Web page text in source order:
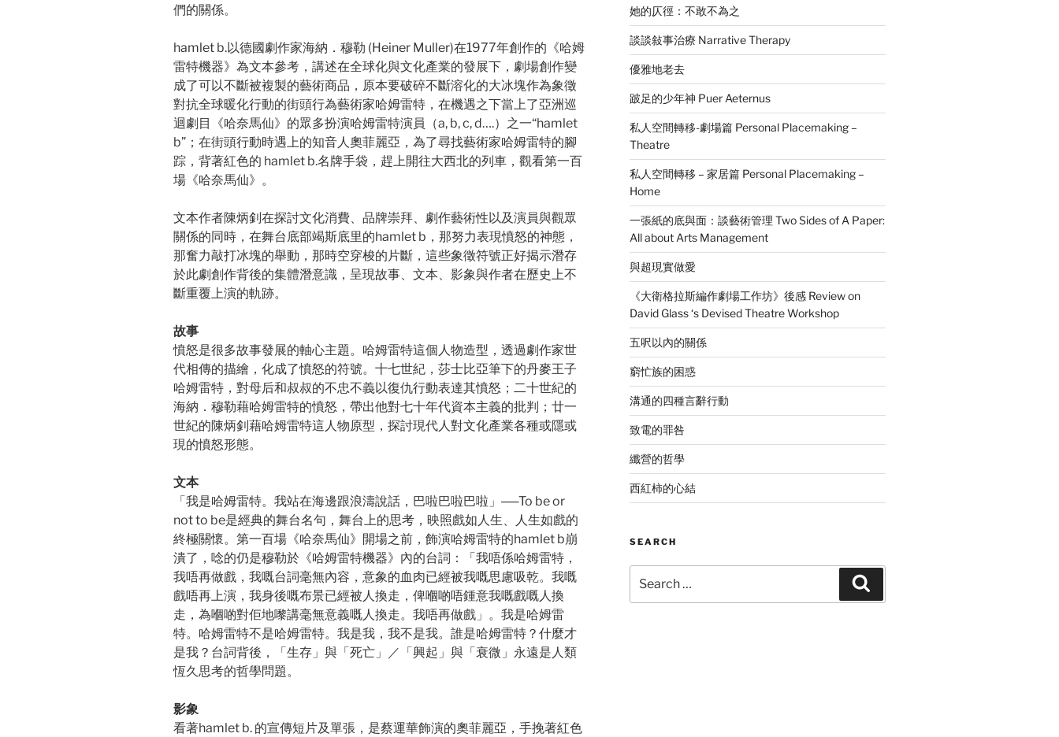
們的關係。
hamlet b.以德國劇作家海納．穆勒 (Heiner Muller)在1977年創作的《哈姆
雷特機器》為文本參考，講述在全球化與文化產業的發展下，劇場創作變
成了可以不斷被複製的藝術商品，原本要破碎不斷溶化的大冰塊作為象徵
對抗全球暖化行動的街頭行為藝術家哈姆雷特，在機遇之下當上了亞洲巡
迴劇目《哈奈馬仙》的眾多扮演哈姆雷特演員（a, b, c, d….）之一“hamlet
b”；在街頭行動時遇上的知音人奧菲麗亞，為了尋找藝術家哈姆雷特的腳
踪，背著紅色的 hamlet b.名牌手袋，趕上開往大西北的列車，觀看第一百
場《哈奈馬仙》。
文本作者陳炳釗在探討文化消費、品牌崇拜、劇作藝術性以及演員與觀眾
關係的同時，在舞台底部竭斯底里的hamlet b，那努力表現憤怒的神態，
那奮力敲打冰塊的舉動，那時空穿梭的片斷，這些象徵符號正好揭示潛存
於此劇創作背後的集體潛意識，呈現故事、文本、影象與作者在歷史上不
斷重覆上演的軌跡。
故事
憤怒是很多故事發展的軸心主題。哈姆雷特這個人物造型，透過劇作家世
代相傳的描繪，化成了憤怒的符號。十七世紀，莎士比亞筆下的丹麥王子
哈姆雷特，對母后和叔叔的不忠不義以復仇行動表達其憤怒；二十世紀的
海納．穆勒藉哈姆雷特的憤怒，帶出他對七十年代資本主義的批判；廿一
世紀的陳炳釗藉哈姆雷特這人物原型，探討現代人對文化產業各種或隱或
現的憤怒形態。
文本
「我是哈姆雷特。我站在海邊跟浪濤說話，巴啦巴啦巴啦」──To be or
not to be是經典的舞台名句，舞台上的思考，映照戲如人生、人生如戲的
終極關懷。第一百場《哈奈馬仙》開場之前，飾演哈姆雷特的hamlet b崩
潰了，唸的仍是穆勒於《哈姆雷特機器》內的台詞：「我唔係哈姆雷特，
我唔再做戲，我嘅台詞毫無內容，意象的血肉已經被我嘅思慮吸乾。我嘅
戲唔再上演，我身後嘅布景已經被人換走，俾嗰啲唔鍾意我嘅戲嘅人換
走，為嗰啲對佢地嚟講毫無意義嘅人換走。我唔再做戲」。我是哈姆雷
特。哈姆雷特不是哈姆雷特。我是我，我不是我。誰是哈姆雷特？什麼才
是我？台詞背後，「生存」與「死亡」／「興起」與「衰微」永遠是人類
恆久思考的哲學問題。
影象
看著hamlet b. 的宣傳短片及單張，是蔡運華飾演的奧菲麗亞，手挽著紅色
她的仄徑：不敢不為之
談談敍事治療 Narrative Therapy
優雅地老去
跛足的少年神 Puer Aeternus
私人空間轉移-劇場篇 Personal Placemaking –
Theatre
私人空間轉移 – 家居篇 Personal Placemaking –
Home
一張紙的底與面：談藝術管理 Two Sides of A Paper:
All about Arts Management
與超現實做愛
《大衛格拉斯編作劇場工作坊》後感 Review on
David Glass ‘s Devised Theatre Workshop
五呎以內的關係
窮忙族的困惑
溝通的四種言辭行動
致電的罪咎
纖營的哲學
西紅柿的心結
SEARCH
for: